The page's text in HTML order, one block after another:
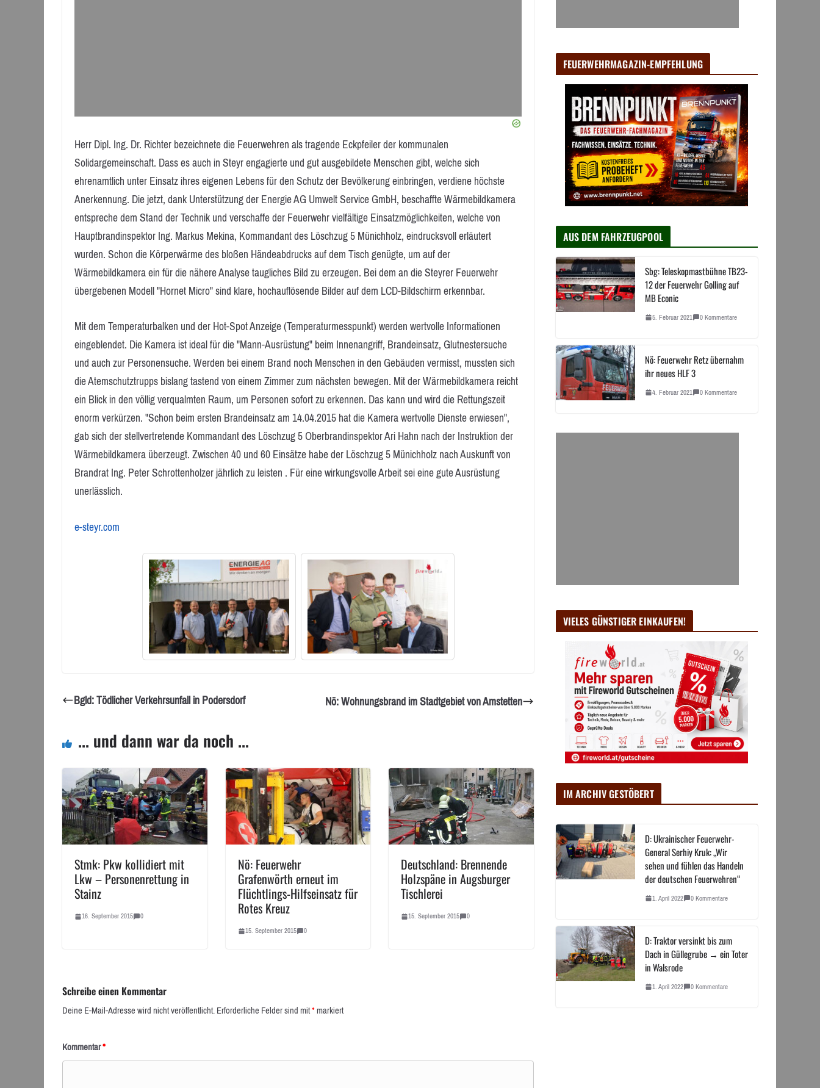
Herr Dipl. Ing. Dr. Richter bezeichnete die Feuerwehren als tragende Eckpfeiler der kommunalen
Solidargemeinschaft. Dass es auch in Steyr engagierte und gut ausgebildete Menschen gibt, welche sich
ehrenamtlich unter Einsatz ihres eigenen Lebens für den Schutz der Bevölkerung einbringen, verdiene höchste
Anerkennung. Die jetzt, dank Unterstützung der Energie AG Umwelt Service GmbH, beschaffte Wärmebildkamera
entspreche dem Stand der Technik und verschaffe der Feuerwehr vielfältige Einsatzmöglichkeiten, welche von
Hauptbrandinspektor Ing. Markus Mekina, Kommandant des Löschzug 5 Münichholz, eindrucksvoll erläutert
wurden. Schon die Körperwärme des bloßen Händeabdrucks auf dem Tisch genügte, um auf der
Wärmebildkamera ein für die nähere Analyse taugliches Bild zu erzeugen. Bei dem an die Steyrer Feuerwehr
übergebenen Modell "Hornet Micro" sind klare, hochauflösende Bilder auf dem LCD-Bildschirm erkennbar.
Mit dem Temperaturbalken und der Hot-Spot Anzeige (Temperaturmesspunkt) werden wertvolle Informationen
eingeblendet. Die Kamera ist ideal für die "Mann-Ausrüstung" beim Innenangriff, Brandeinsatz, Glutnestersuche
und auch zur Personensuche. Werden bei einem Brand noch Menschen in den Gebäuden vermisst, mussten sich
die Atemschutztrupps bislang tastend von einem Zimmer zum nächsten bewegen. Mit der Wärmebildkamera reicht
ein Blick in den völlig verqualmten Raum, um Personen sofort zu erkennen. Das kann und wird die Rettungszeit
enorm verkürzen. "Schon beim ersten Brandeinsatz am 14.04.2015 hat die Kamera wertvolle Dienste erwiesen",
gab sich der stellvertretende Kommandant des Löschzug 5 Oberbrandinspektor Ari Hahn nach der Instruktion der
Wärmebildkamera überzeugt. Zwischen 40 und 60 Einsätze habe der Löschzug 5 Münichholz nach Auskunft von
Brandrat Ing. Peter Schrottenholzer jährlich zu leisten . Für eine wirkungsvolle Arbeit sei eine gute Ausrüstung
unerlässlich.
e-steyr.com
Bgld: Tödlicher Verkehrsunfall in Podersdorf Nö: Wohnungsbrand im Stadtgebiet von Amstetten
... und dann war da noch ...
Stmk: Pkw kollidiert mit
Lkw – Personenrettung in
Stainz
16. September 2015 0
Nö: Feuerwehr
Grafenwörth erneut im
Flüchtlings-Hilfseinsatz für
Rotes Kreuz
15. September 2015 0
Deutschland: Brennende
Holzspäne in Augsburger
Tischlerei
15. September 2015 0
Schreibe einen Kommentar
Deine E-Mail-Adresse wird nicht veröffentlicht.Erforderliche Felder sind mit*markiert
Kommentar*
FEUERWEHRMAGAZIN-EMPFEHLUNG
AUS DEM FAHRZEUGPOOL
Sbg: Teleskopmastbühne TB23-
12 der Feuerwehr Golling auf
MB Econic
5. Februar 2021 0 Kommentare
Nö: Feuerwehr Retz übernahm
ihr neues HLF 3
4. Februar 2021 0 Kommentare
VIELES GÜNSTIGER EINKAUFEN!
IM ARCHIV GESTÖBERT
D: Ukrainischer Feuerwehr-
General Serhiy Kruk: „Wir
sehen und fühlen das Handeln
der deutschen Feuerwehren“
1. April 2022 0 Kommentare
D: Traktor versinkt bis zum
Dach in Güllegrube → ein Toter
in Walsrode
1. April 2022 0 Kommentare